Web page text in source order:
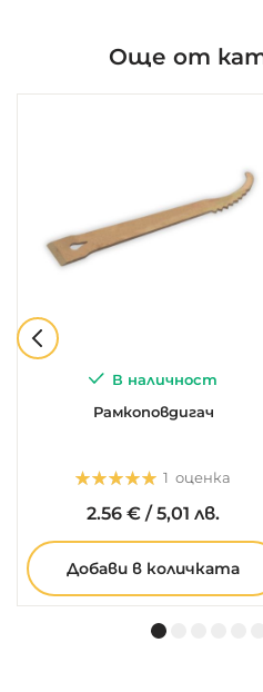
Още от
В наличност
Рамкоповдигач
Оценка:
1 оценка
2.56 € /5,01 лв.
Добави в количката